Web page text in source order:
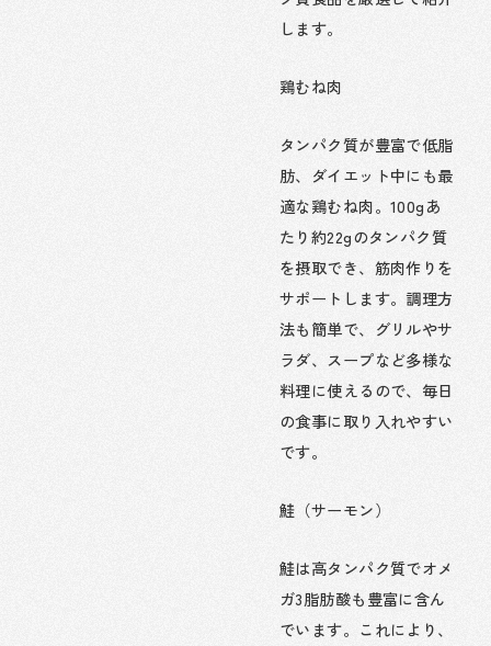
します。
鶏むね肉
タンパク質が豊富で低脂
肪、ダイエット中にも最
適な鶏むね肉。100gあ
たり約22gのタンパク質
を摂取でき、筋肉作りを
サポートします。調理方
法も簡単で、グリルやサ
ラダ、スープなど多様な
料理に使えるので、毎日
の食事に取り入れやすい
です。
鮭（サーモン）
鮭は高タンパク質でオメ
ガ3脂肪酸も豊富に含ん
でいます。これにより、